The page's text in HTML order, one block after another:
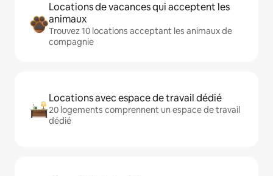
Locations de vacances qui acceptent les
animaux
Trouvez 10 locations acceptant les animaux de
compagnie
Locations avec espace de travail dédié
20 logements comprennent un espace de travail
dédié